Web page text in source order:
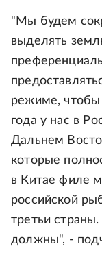
"Мы будем
выделять
режиме, чтобы
года у нас в
Дальнем
которые
в Китае филе
российской
третьи
должны", -